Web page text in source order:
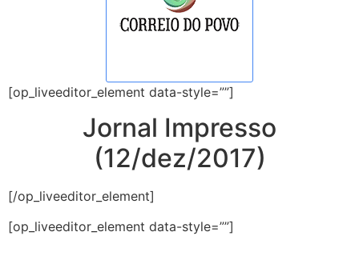
[op_liveeditor_element data-style=””]
Jornal Impresso
(12/dez/2017)
[/op_liveeditor_element]
[op_liveeditor_element data-style=””]